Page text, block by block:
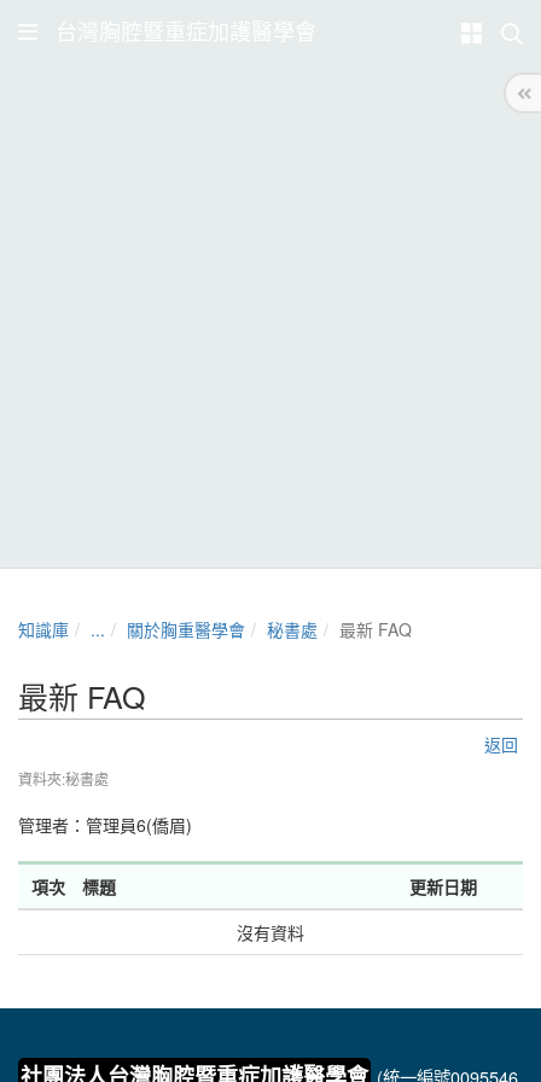
台灣胸腔暨重症加護醫學會
知識庫 ... 關於胸重醫學會 秘書處 最新 FAQ
最新 FAQ
返回
資料夾:秘書處
管理者： 管理員6(僑眉)
項次 標題
更新日期
沒有資料
(統一編號0095546